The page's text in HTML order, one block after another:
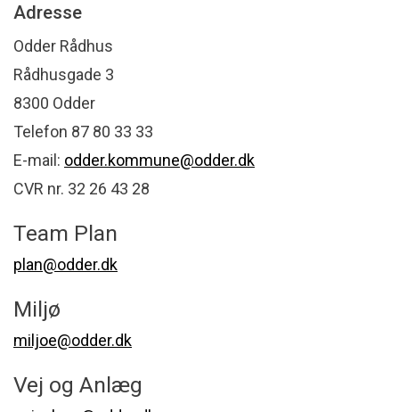
Adresse
Odder Rådhus
Rådhusgade 3
8300 Odder
Telefon 87 80 33 33
E-mail: odder.kommune@odder.dk
CVR nr. 32 26 43 28
Team Plan
plan@odder.dk
Miljø
miljoe@odder.dk
Vej og Anlæg